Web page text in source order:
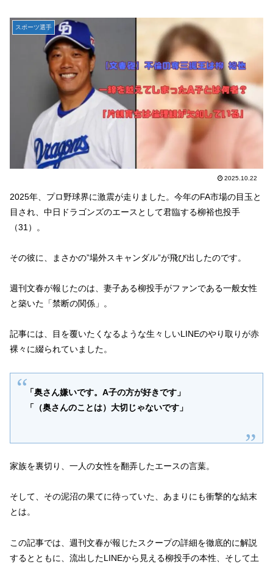
スポーツ選手
2025.10.22
2025年、プロ野球界に激震が走りました。今年のFA市場の目玉と
目され、中日ドラゴンズのエースとして君臨する柳裕也投手
（31）。
その彼に、まさかの”場外スキャンダル”が飛び出したのです。
週刊文春が報じたのは、妻子ある柳投手がファンである一般女性
と築いた「禁断の関係」。
記事には、目を覆いたくなるような生々しいLINEのやり取りが赤
裸々に綴られていました。
「奥さん嫌いです。A子の方が好きです」
「（奥さんのことは）大切じゃないです」
家族を裏切り、一人の女性を翻弄したエースの言葉。
そして、その泥沼の果てに待っていた、あまりにも衝撃的な結末
とは。
この記事では、週刊文春が報じたスクープの詳細を徹底的に解説
するとともに、流出したLINEから見える柳投手の本性、そして土